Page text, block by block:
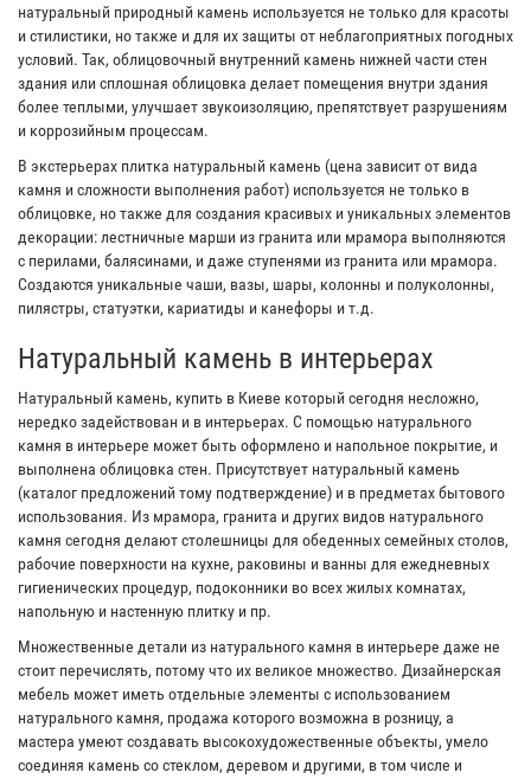
натуральный природный камень используется не только для красоты
и стилистики, но также и для их защиты от неблагоприятных погодных
условий. Так, облицовочный внутренний камень нижней части стен
здания или сплошная облицовка делает помещения внутри здания
более теплыми, улучшает звукоизоляцию, препятствует разрушениям
и коррозийным процессам.
В экстерьерах плитка натуральный камень (цена зависит от вида
камня и сложности выполнения работ) используется не только в
облицовке, но также для создания красивых и уникальных элементов
декорации: лестничные марши из гранита или мрамора выполняются
с перилами, балясинами, и даже ступенями из гранита или мрамора.
Создаются уникальные чаши, вазы, шары, колонны и полуколонны,
пилястры, статуэтки, кариатиды и канефоры и т.д.
Натуральный камень в интерьерах
Натуральный камень, купить в Киеве который сегодня несложно,
нередко задействован и в интерьерах. С помощью натурального
камня в интерьере может быть оформлено и напольное покрытие, и
выполнена облицовка стен. Присутствует натуральный камень
(каталог предложений тому подтверждение) и в предметах бытового
использования. Из мрамора, гранита и других видов натурального
камня сегодня делают столешницы для обеденных семейных столов,
рабочие поверхности на кухне, раковины и ванны для ежедневных
гигиенических процедур, подоконники во всех жилых комнатах,
напольную и настенную плитку и пр.
Множественные детали из натурального камня в интерьере даже не
стоит перечислять, потому что их великое множество. Дизайнерская
мебель может иметь отдельные элементы с использованием
натурального камня, продажа которого возможна в розницу, а
мастера умеют создавать высокохудожественные объекты, умело
соединяя камень со стеклом, деревом и другими, в том числе и